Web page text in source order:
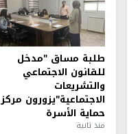
طلبة مساق "مدخل
للقانون الاجتماعي
والتشريعات
الاجتماعية"يزورون مركز
حماية الأسرة
منذ ثانية